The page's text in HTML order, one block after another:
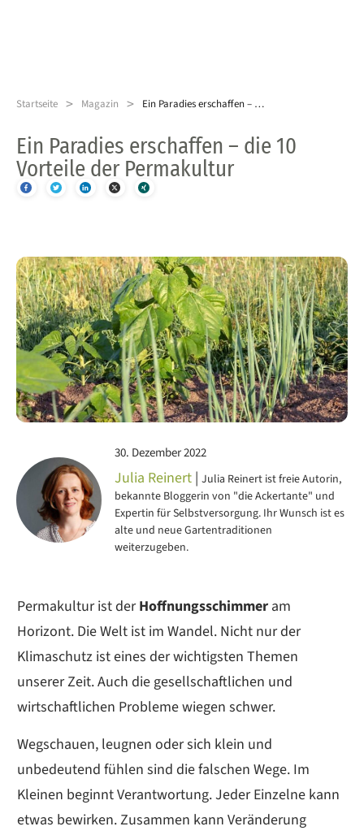
Startseite > Magazin > Ein Paradies erschaffen – die 10 Vorteile der Permakultur
Ein Paradies erschaffen – die 10
Vorteile der Permakultur
30. Dezember 2022
Julia Reinert |Julia Reinert ist freie Autorin,
bekannte Bloggerin von "die Ackertante" und
Expertin für Selbstversorgung. Ihr Wunsch ist es
alte und neue Gartentraditionen
weiterzugeben.
Permakultur ist derHoffnungsschimmer am
Horizont. Die Welt ist im Wandel. Nicht nur der
Klimaschutz ist eines der wichtigsten Themen
unserer Zeit. Auch die gesellschaftlichen und
wirtschaftlichen Probleme wiegen schwer.
Wegschauen, leugnen oder sich klein und
unbedeutend fühlen sind die falschen Wege. Im
Kleinen beginnt Verantwortung. Jeder Einzelne kann
etwas bewirken. Zusammen kann Veränderung